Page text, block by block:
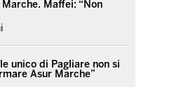
Maffei: “Non
unico di Pagliare non si
Asur Marche”